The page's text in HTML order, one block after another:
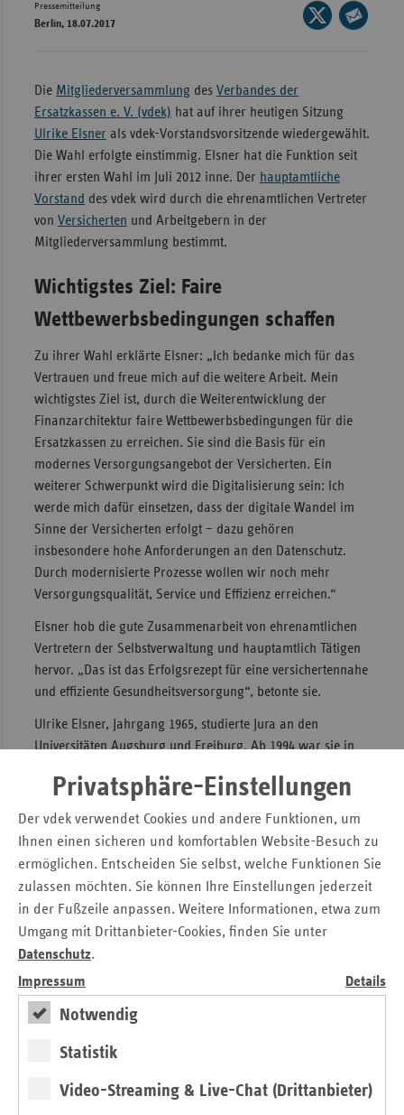
Privatsphäre-Einstellungen
Der vdek verwendet Cookies und andere Funktionen, um
Ihnen einen sicheren und komfortablen Website-Besuch zu
ermöglichen. Entscheiden Sie selbst, welche Funktionen Sie
zulassen möchten. Sie können Ihre Einstellungen jederzeit
in der Fußzeile anpassen. Weitere Informationen, etwa zum
Umgang mit Drittanbieter-Cookies, finden Sie unter
Datenschutz.
Impressum
Details
Notwendig
Statistik
Video-Streaming & Live-Chat (Drittanbieter)
Pressemitteilung
Berlin, 18.07.2017
Seite
auf
teilen
Die Mitgliederversammlung des Verbandes der
Ersatzkassen e. V. (vdek) hat auf ihrer heutigen Sitzung
Ulrike Elsner als vdek-Vorstandsvorsitzende wiedergewählt.
Die Wahl erfolgte einstimmig. Elsner hat die Funktion seit
ihrer ersten Wahl im Juli 2012 inne. Der hauptamtliche
Vorstand des vdek wird durch die ehrenamtlichen Vertreter
von Versicherten und Arbeitgebern in der
Mitgliederversammlung bestimmt.
Wichtigstes Ziel: Faire
Wettbewerbsbedingungen schaffen
Zu ihrer Wahl erklärte Elsner: „Ich bedanke mich für das
Vertrauen und freue mich auf die weitere Arbeit. Mein
wichtigstes Ziel ist, durch die Weiterentwicklung der
Finanzarchitektur faire Wettbewerbsbedingungen für die
Ersatzkassen zu erreichen. Sie sind die Basis für ein
modernes Versorgungsangebot der Versicherten. Ein
weiterer Schwerpunkt wird die Digitalisierung sein: Ich
werde mich dafür einsetzen, dass der digitale Wandel im
Sinne der Versicherten erfolgt – dazu gehören
insbesondere hohe Anforderungen an den Datenschutz.
Durch modernisierte Prozesse wollen wir noch mehr
Versorgungsqualität, Service und Effizienz erreichen.“
Elsner hob die gute Zusammenarbeit von ehrenamtlichen
Vertretern der Selbstverwaltung und hauptamtlich Tätigen
hervor. „Das ist das Erfolgsrezept für eine versichertennahe
und effiziente Gesundheitsversorgung“, betonte sie.
Ulrike Elsner, Jahrgang 1965, studierte Jura an den
Universitäten Augsburg und Freiburg. Ab 1994 war sie in
in der Landesvertretung Sachsen
tätig. Im Jahr 2008
übernahm sie in der vdek-Zentrale in Berlin die Leitung der
Abteilung "Ambulante Versorgung". 2012 wurde Elsner zur
ehrenamtliche Richterin am Bundessozialgericht.
Ein Foto von Ulrike Elsner für die Presseberichterstattung
finden Sie hier
Ulrike Elsner als Vorstandsvorsitzende des vdek
wiedergewählt
Kontakt
Michaela Gottfried